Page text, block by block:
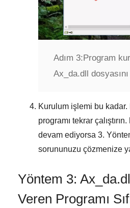
Adım 3:Program
Ax_da.dll
Kurulum işlemi bu kadar.
programı tekrar
devam ediyorsa 3.
sorununuzu çözmenize
Yöntem 3:
Veren Programı